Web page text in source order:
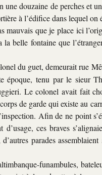
une douzaine de perches et
à l’édifice dans lequel on
mauvais que je place ici
belle fontaine que
du guet, demeurait rue
époque, tenu par le sieur
Le colonel avait fait
de garde qui existe au
Afin de ne point
d’usage, ces braves
parades
funambules,